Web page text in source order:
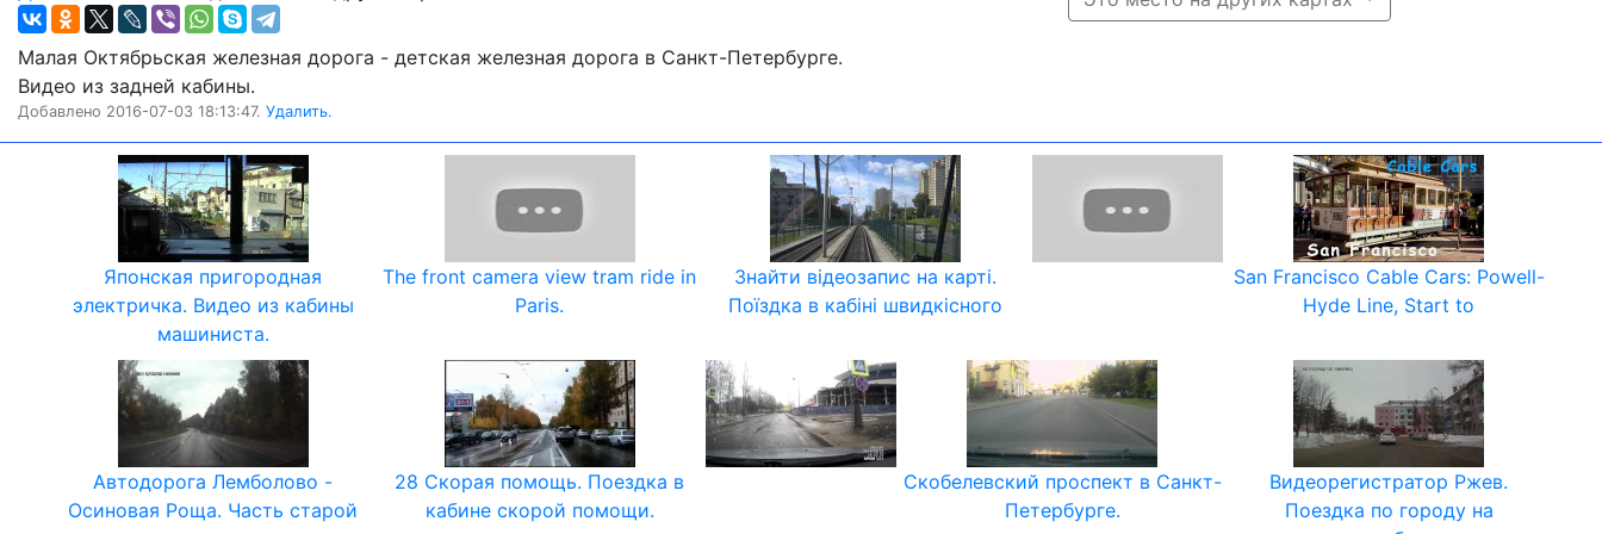
Малая Октябрьская железная дорога - детская железная дорога в Санкт-Петербурге.
Видео из задней кабины.
Добавлено 2016-07-03 18:13:47. Удалить.
Японская пригородная
электричка. Видео из кабины
машиниста.
The front camera view tram ride in
Paris.
Знайти відеозапис на карті.
Поїздка в кабіні швидкісного
San Francisco Cable Cars: Powell-
Hyde Line, Start to
Автодорога Лемболово -
Осиновая Роща. Часть старой
28 Скорая помощь. Поездка в
кабине скорой помощи.
Скобелевский проспект в Санкт-
Петербурге.
Видеорегистратор Ржев.
Поездка по городу на